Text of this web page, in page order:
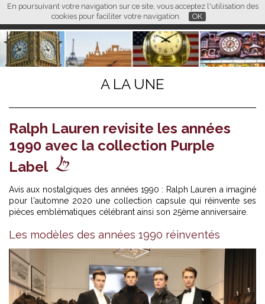
En poursuivant votre navigation sur ce site, vous acceptez l'utilisation des
cookies pour faciliter votre navigation.
OK
FR EN CN
L M
A LA UNE
Ralph Lauren revisite les années
1990 avec la collection Purple
Label
Avis aux nostalgiques des années 1990 : Ralph Lauren a imaginé
pour l'automne 2020 une collection capsule qui réinvente ses
pièces emblématiques célébrant ainsi son 25ème anniversaire.
Les modèles des années 1990 réinventés